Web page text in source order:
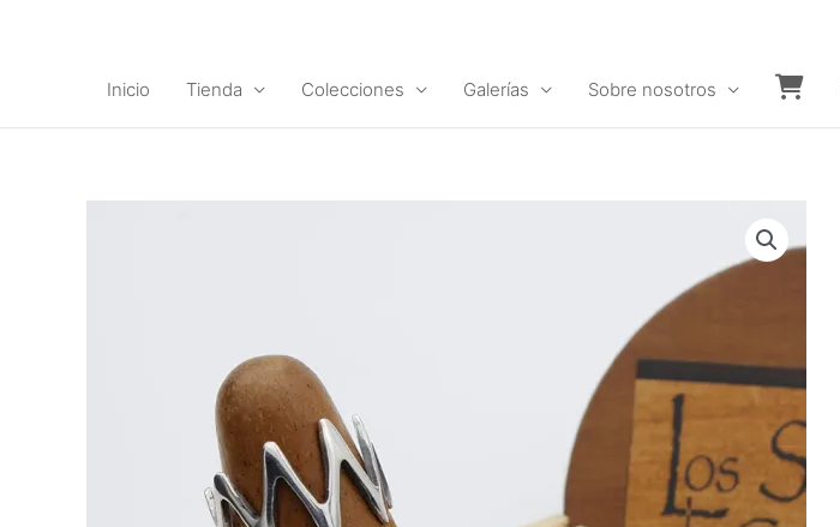
Inicio
Tienda Colecciones Galerías
Sobre nosotros
Carrito